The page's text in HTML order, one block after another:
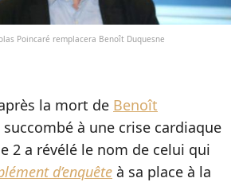
Poincaré remplacera Benoît Duquesne
la mort de Benoît
succombé à une crise cardiaque
2 a révélé le nom de celui qui
d’enquête à sa place à la